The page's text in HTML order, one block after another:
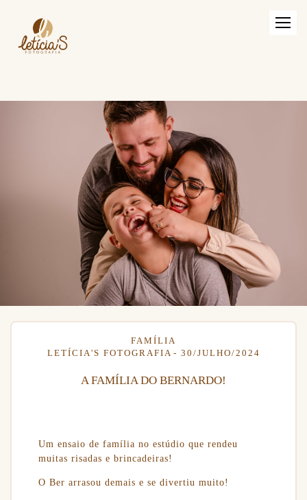
FAMÍLIA
LETÍCIA'S FOTOGRAFIA
30/JULHO/2024
A FAMÍLIA DO BERNARDO!
Um ensaio de família no estúdio que rendeu
muitas risadas e brincadeiras!
O Ber arrasou demais e se divertiu muito!